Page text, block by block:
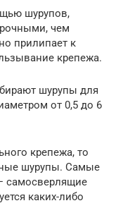
шурупов,
чем
прилипает к
крепежа.
шурупы для
от 0,5 до 6
крепежа, то
шурупы. Самые
самосверлящие
каких-либо